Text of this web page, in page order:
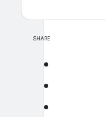
SHARE